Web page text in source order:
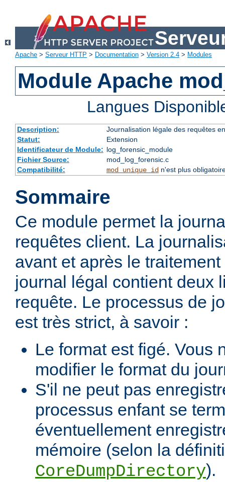
Apache > Serveur HTTP > Documentation > Version 2.4 > Modules
Module Apache
Langues
Description:
Journalisation légale des requêtes
Statut:
Extension
Identificateur de Module: log_forensic_module
Fichier Source:
mod_log_forensic.c
Compatibilité:
mod_unique_idn'est plus
Sommaire
Ce module permet la
requêtes client. La
avant et après le
journal légal contient deux
requête. Le processus de
est très strict, à savoir :
Le format est figé. Vous
modifier le format du
S'il ne peut pas
processus enfant se
éventuellement
mémoire (selon la
CoreDumpDirectory).